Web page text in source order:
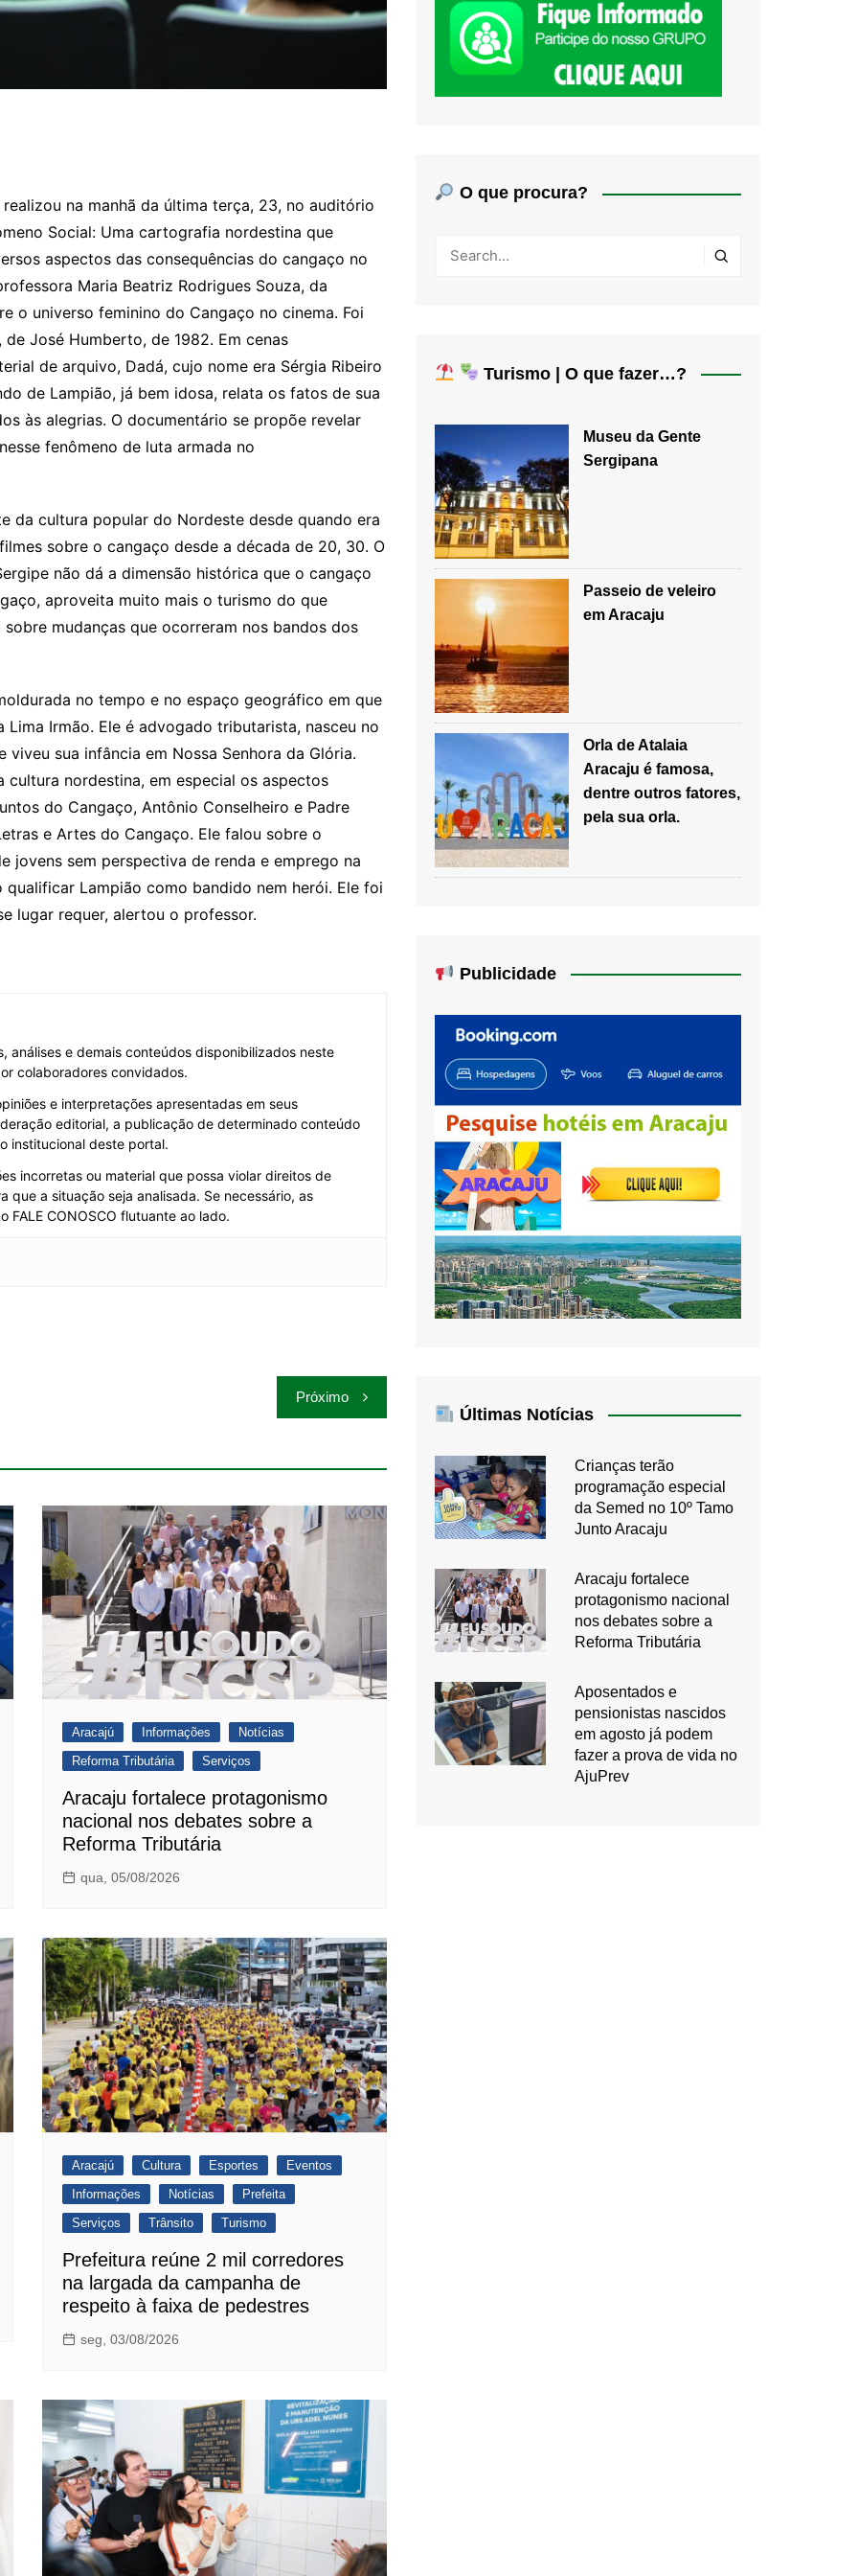
na manhã da última terça, 23, no auditório
Social: Uma cartografia nordestina que
aspectos das consequências do cangaço no
Maria Beatriz Rodrigues Souza, da
o universo feminino do Cangaço no cinema. Foi
José Humberto, de 1982. Em cenas
de arquivo, Dadá, cujo nome era Sérgia Ribeiro
de Lampião, já bem idosa, relata os fatos de sua
às alegrias. O documentário se propõe revelar
fenômeno de luta armada no
da cultura popular do Nordeste desde quando era
sobre o cangaço desde a década de 20, 30. O
não dá a dimensão histórica que o cangaço
aproveita muito mais o turismo do que
mudanças que ocorreram nos bandos dos
no tempo e no espaço geográfico em que
Irmão. Ele é advogado tributarista, nasceu no
sua infância em Nossa Senhora da Glória.
nordestina, em especial os aspectos
do Cangaço, Antônio Conselheiro e Padre
e Artes do Cangaço. Ele falou sobre o
jovens sem perspectiva de renda e emprego na
qualificar Lampião como bandido nem herói. Ele foi
lugar requer, alertou o professor.
análises e demais conteúdos disponibilizados neste
colaboradores convidados.
e interpretações apresentadas em seus
editorial, a publicação de determinado conteúdo
institucional deste portal.
incorretas ou material que possa violar direitos de
a situação seja analisada. Se necessário, as
CONOSCO flutuante ao lado.
Próximo
Aracajú Informações
Notícias
Reforma Tributária
Serviços
Aracaju fortalece protagonismo
nacional nos debates sobre a
Reforma Tributária
qua, 05/08/2026
Aracajú Cultura Esportes
Eventos
Informações
Notícias
Prefeita
Serviços
Trânsito Turismo
Prefeitura reúne 2 mil corredores
na largada da campanha de
respeito à faixa de pedestres
seg, 03/08/2026
O que procura?
Turismo | O que fazer…?
Museu da Gente
Sergipana
Passeio de veleiro
em Aracaju
Orla de Atalaia
Aracaju é famosa,
dentre outros fatores,
pela sua orla.
Publicidade
Últimas Notícias
Crianças terão
programação especial
da Semed no 10º Tamo
Junto Aracaju
Aracaju fortalece
protagonismo nacional
nos debates sobre a
Reforma Tributária
Aposentados e
pensionistas nascidos
em agosto já podem
fazer a prova de vida no
AjuPrev